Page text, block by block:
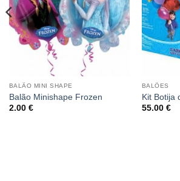
BALÃO MINI SHAPE
Balão Minishape Frozen
2.00 €
BALÕES
Kit Botija
55.00 €